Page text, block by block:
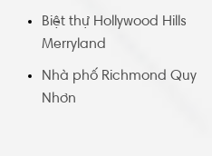
Biệt thự Hollywood Hills
Merryland
Nhà phố Richmond Quy
Nhơn